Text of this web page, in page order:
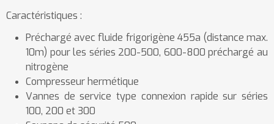
Caractéristiques :
Préchargé avec fluide frigorigène 455a (distance max.
10m) pour les séries 200-500, 600-800 préchargé au
nitrogène
Compresseur hermétique
Vannes de service type connexion rapide sur séries
100, 200 et 300